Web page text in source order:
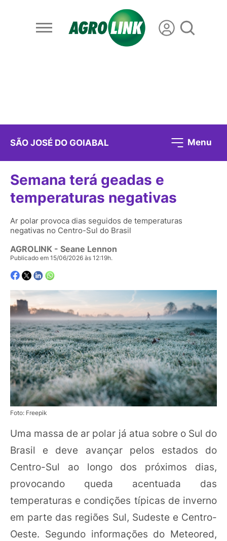
SÃO JOSÉ DO GOIABAL Menu
Semana terá geadas e
temperaturas negativas
Ar polar provoca dias seguidos de temperaturas
negativas no Centro-Sul do Brasil
AGROLINK - Seane Lennon
Publicado em 15/06/2026 às 12:19h.
Foto: Freepik
Uma massa de ar polar já atua sobre o Sul do
Brasil e deve avançar pelos estados do
Centro-Sul ao longo dos próximos dias,
provocando queda acentuada das
temperaturas e condições típicas de inverno
em parte das regiões Sul, Sudeste e Centro-
Oeste. Segundo informações do Meteored,